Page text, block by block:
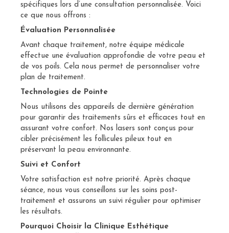
spécifiques lors d’une consultation personnalisée. Voici
ce que nous offrons :
Évaluation Personnalisée
Avant chaque traitement, notre équipe médicale
effectue une évaluation approfondie de votre peau et
de vos poils. Cela nous permet de personnaliser votre
plan de traitement.
Technologies de Pointe
Nous utilisons des appareils de dernière génération
pour garantir des traitements sûrs et efficaces tout en
assurant votre confort. Nos lasers sont conçus pour
cibler précisément les follicules pileux tout en
préservant la peau environnante.
Suivi et Confort
Votre satisfaction est notre priorité. Après chaque
séance, nous vous conseillons sur les soins post-
traitement et assurons un suivi régulier pour optimiser
les résultats.
Pourquoi Choisir la Clinique Esthétique